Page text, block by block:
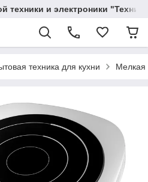
техники и электроники
техника для кухни Мелкая